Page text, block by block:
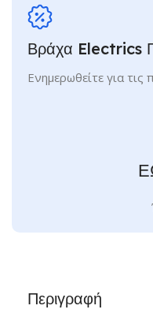
Περιγραφή
Βράχα Electrics
Ενημερωθείτε για τις